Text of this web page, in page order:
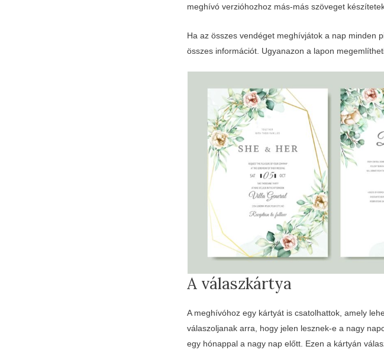
meghívó verzióhozhoz más-más szöveget
Ha az összes vendéget meghívjátok a nap minden
összes információt. Ugyanazon a lapon
A válaszkártya
A meghívóhoz egy kártyát is csatolhattok, amely
válaszoljanak arra, hogy jelen lesznek-e a nagy
egy hónappal a nagy nap előtt. Ezen a kártyán